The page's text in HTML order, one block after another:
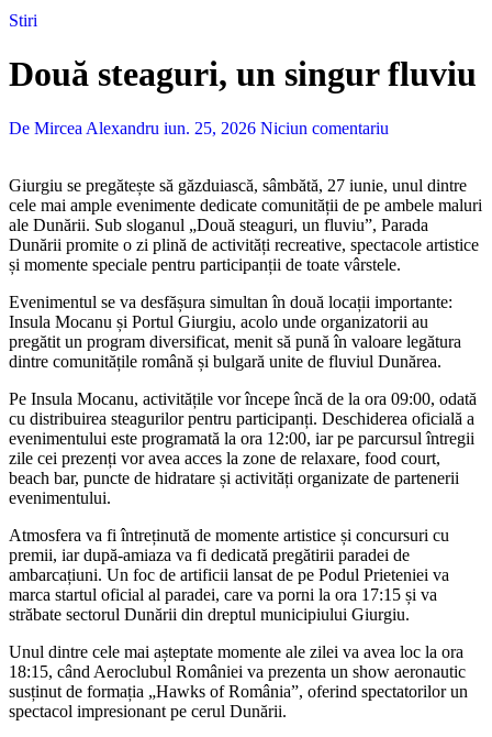
Stiri
Două steaguri, un singur fluviu
De Mircea Alexandru iun. 25, 2026 Niciun comentariu
Giurgiu se pregătește să găzduiască, sâmbătă, 27 iunie, unul dintre
cele mai ample evenimente dedicate comunității de pe ambele maluri
ale Dunării. Sub sloganul „Două steaguri, un fluviu”, Parada
Dunării promite o zi plină de activități recreative, spectacole artistice
și momente speciale pentru participanții de toate vârstele.
Evenimentul se va desfășura simultan în două locații importante:
Insula Mocanu și Portul Giurgiu, acolo unde organizatorii au
pregătit un program diversificat, menit să pună în valoare legătura
dintre comunitățile română și bulgară unite de fluviul Dunărea.
Pe Insula Mocanu, activitățile vor începe încă de la ora 09:00, odată
cu distribuirea steagurilor pentru participanți. Deschiderea oficială a
evenimentului este programată la ora 12:00, iar pe parcursul întregii
zile cei prezenți vor avea acces la zone de relaxare, food court,
beach bar, puncte de hidratare și activități organizate de partenerii
evenimentului.
Atmosfera va fi întreținută de momente artistice și concursuri cu
premii, iar după-amiaza va fi dedicată pregătirii paradei de
ambarcațiuni. Un foc de artificii lansat de pe Podul Prieteniei va
marca startul oficial al paradei, care va porni la ora 17:15 și va
străbate sectorul Dunării din dreptul municipiului Giurgiu.
Unul dintre cele mai așteptate momente ale zilei va avea loc la ora
18:15, când Aeroclubul României va prezenta un show aeronautic
susținut de formația „Hawks of România”, oferind spectatorilor un
spectacol impresionant pe cerul Dunării.